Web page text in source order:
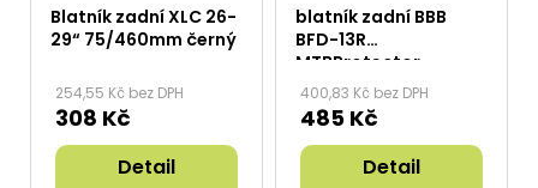
Blatník zadní XLC 26-
29“ 75/460mm černý
254,55 Kč bez DPH
308 Kč
Detail
blatník zadní BBB
BFD-13R
MTBProtector
26"-28" bílý
400,83 Kč bez DPH
485 Kč
Detail